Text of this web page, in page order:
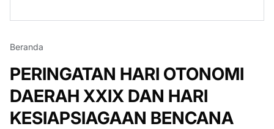
Beranda
PERINGATAN HARI OTONOMI
DAERAH XXIX DAN HARI
KESIAPSIAGAAN BENCANA